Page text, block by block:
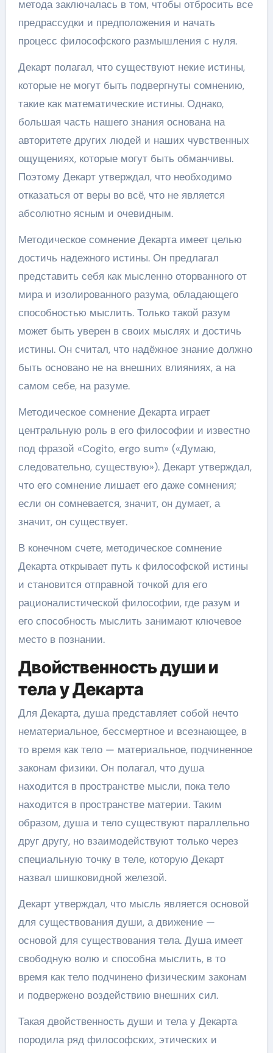
метода заключалась в том, чтобы отбросить все
предрассудки и предположения и начать
процесс философского размышления с нуля.
Декарт полагал, что существуют некие истины,
которые не могут быть подвергнуты сомнению,
такие как математические истины. Однако,
большая часть нашего знания основана на
авторитете других людей и наших чувственных
ощущениях, которые могут быть обманчивы.
Поэтому Декарт утверждал, что необходимо
отказаться от веры во всё, что не является
абсолютно ясным и очевидным.
Методическое сомнение Декарта имеет целью
достичь надежного истины. Он предлагал
представить себя как мысленно оторванного от
мира и изолированного разума, обладающего
способностью мыслить. Только такой разум
может быть уверен в своих мыслях и достичь
истины. Он считал, что надёжное знание должно
быть основано не на внешних влияниях, а на
самом себе, на разуме.
Методическое сомнение Декарта играет
центральную роль в его философии и известно
под фразой «Cogito, ergo sum» («Думаю,
следовательно, существую»). Декарт утверждал,
что его сомнение лишает его даже сомнения;
если он сомневается, значит, он думает, а
значит, он существует.
В конечном счете, методическое сомнение
Декарта открывает путь к философской истины
и становится отправной точкой для его
рационалистической философии, где разум и
его способность мыслить занимают ключевое
место в познании.
Двойственность души и
тела у Декарта
Для Декарта, душа представляет собой нечто
нематериальное, бессмертное и всезнающее, в
то время как тело — материальное, подчиненное
законам физики. Он полагал, что душа
находится в пространстве мысли, пока тело
находится в пространстве материи. Таким
образом, душа и тело существуют параллельно
друг другу, но взаимодействуют только через
специальную точку в теле, которую Декарт
назвал шишковидной железой.
Декарт утверждал, что мысль является основой
для существования души, а движение —
основой для существования тела. Душа имеет
свободную волю и способна мыслить, в то
время как тело подчинено физическим законам
и подвержено воздействию внешних сил.
Такая двойственность души и тела у Декарта
породила ряд философских, этических и